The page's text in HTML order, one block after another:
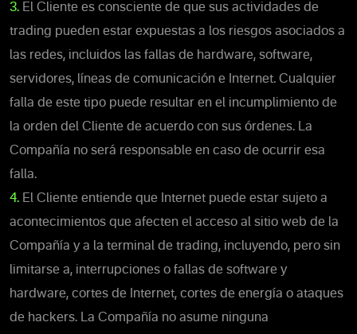
3. El Cliente es consciente de que sus actividades de
trading pueden estar expuestas a los riesgos asociados a
las redes, incluidos las fallas de hardware, software,
servidores, líneas de comunicación e Internet. Cualquier
falla de este tipo puede resultar en el incumplimiento de
la orden del Cliente de acuerdo con sus órdenes. La
Compañía no será responsable en caso de ocurrir esa
falla.
4. El Cliente entiende que Internet puede estar sujeto a
acontecimientos que afecten el acceso al sitio web de la
Compañía y a la terminal de trading, incluyendo, pero sin
limitarse a, interrupciones o fallas de software y
hardware, cortes de Internet, cortes de energía o ataques
de hackers. La Compañía no asume ninguna